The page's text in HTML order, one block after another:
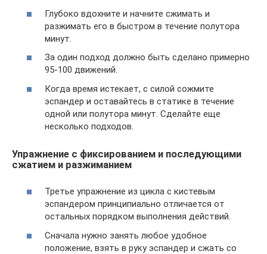
Глубоко вдохните и начните сжимать и
разжимать его в быстром в течение полутора
минут.
За один подход должно быть сделано примерно
95-100 движений.
Когда время истекает, с силой сожмите
эспандер и оставайтесь в статике в течение
одной или полутора минут. Сделайте еще
несколько подходов.
Упражнение с фиксированием и последующими
сжатием и разжиманием
Третье упражнение из цикла с кистевым
эспандером принципиально отличается от
остальных порядком выполнения действий.
Сначала нужно занять любое удобное
положение, взять в руку эспандер и сжать со